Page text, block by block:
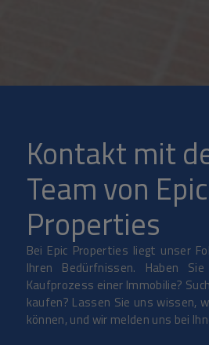
Kontakt mit
Team von Epic
Properties
Bei Epic Properties liegt unser
Ihren Bedürfnissen. Haben
Kaufprozess einer Immobilie?
kaufen? Lassen Sie uns wissen,
können, und wir melden uns bei